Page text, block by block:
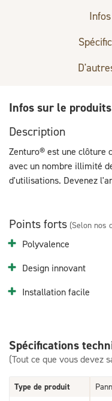
Infos sur le produits
Description
Zenturo® est une clôture
avec un nombre illimité
d'utilisations. Devenez
Points forts (Selon nos
Polyvalence
Design innovant
Installation facile
Spécifications
(Tout ce que vous devez
Type de produit